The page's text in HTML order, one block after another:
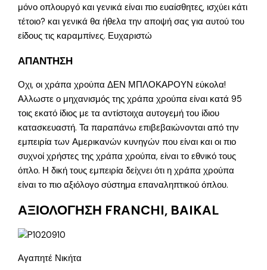
μόνο οπλουργό και γενικά είναι πιο ευαίσθητες, ισχύει κάτι
τέτοιο? και γενικά θα ήθελα την αποψή σας για αυτού του
είδους τις καραμπίνες. Ευχαριστώ
ΑΠΑΝΤΗΣΗ
Οχι, οι χράπα χρούπα ΔΕΝ ΜΠΛΟΚΑΡΟΥΝ εύκολα!
Αλλωστε ο μηχανισμός της χράπα χρούπα είναι κατά 95
τοις εκατό ίδιος με τα αντίστοιχα αυτογεμή του ίδιου
κατασκευαστή. Τα παραπάνω επιβεβαιώνονται από την
εμπειρία των Αμερικανών κυνηγών που είναι και οι πιο
συχνοί χρήστες της χράπα χρούπα, είναι το εθνικό τους
όπλο. Η δική τους εμπειρία δείχνει ότι η χράπα χρούπα
είναι το πιο αξιόλογο σύστημα επαναληπτικού όπλου.
ΑΞΙΟΛΟΓΗΣΗ FRANCHI, BAIKAL
Αγαπητέ Νικήτα